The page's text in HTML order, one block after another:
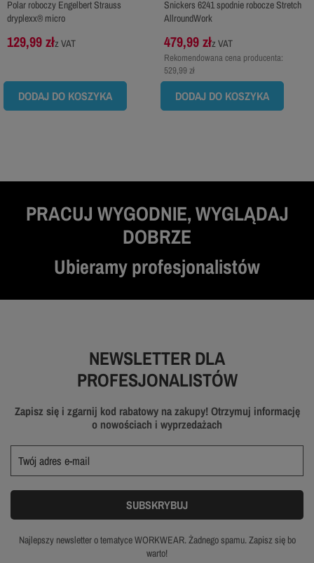
Polar roboczy Engelbert Strauss
dryplexx® micro
129,99 złz VAT
DODAJ DO KOSZYKA
Snickers 6241 spodnie robocze Stretch
AllroundWork
479,99 złz VAT
Rekomendowana cena producenta:
529,99 zł
DODAJ DO KOSZYKA
PRACUJ WYGODNIE, WYGLĄDAJ
DOBRZE
Ubieramy profesjonalistów
NEWSLETTER DLA
PROFESJONALISTÓW
Zapisz się i zgarnij kod rabatowy na zakupy! Otrzymuj informację
o nowościach i wyprzedażach
Najlepszy newsletter o tematyce WORKWEAR. Żadnego spamu. Zapisz się bo
warto!